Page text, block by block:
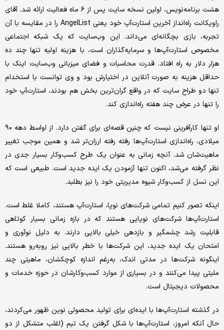
هشت برنامه‌نویس، اولین نسخه سایت پس از ۶ ماه فعالیت ارائه شد. آقای
راویکانت راه‌انداز آخرین استارت‌آپ خود یعنی AngelList را در مقایسه با آن
تجربه، بازی بچگانه‌ای می‌داند. این وب‌سایت که یک شبکه اجتماعی
مخصوص استارت‌آپ‌ها و سرمایه‌گذاران است، با هزینه اولیه تنها چند ده
هزار دلار به راه افتاد. قدرت محاسبات و فضای میزبانی وب‌سایت اینک با
حداقل هزینه به صورت آنلاین در اختیارش بود و وی توانست با استخدام
تنها دو طراح سایت که در واقع گران‌ترین بخش هم بودند، استارت‌آپ خود
را تنها در عرض چند هفته راه‌اندازی کند.
او تنها کارآفرینی نیست که چنین قصه‌ای برای گفتن دارد. از اواسط دهه ۹۰
میلادی، راه‌اندازی استارت‌آپ‌ها رفته رفته ارزان‌تر شد و همین موجب تغییر
ماهیت‌شان شد. آنچه زمانی به عنوان یک طرح کسب‌وکار بسیار جدی در
نظر گرفته می‌شد، اکنون تنها آزمودن یک ایده جدید است. طبیعی است که
این نسل از کسب‌وکار شیوه مدیریتی خود را نیز بطلبد.
اینکه تصور کنیم تمامی شرکت‌های نوپا، استارت‌آپ هستند، کاملا غلط است.
استارت‌آپ‌ها شرکت‌های نوپایی هستند که در بازه زمانی بسیار کوتاهی
قابلیت رشد چشمگیر و بازدهی خیلی بالایی دارند. به دلیل نوآوری و
امتحان یک ایده جدید، این شرکت‌ها با خطر بالایی نیز روبه‌رو هستند.
اینگونه شرکت‌ها در مدتی اندک، به‌رغم اندازه کوچکشان، ماهیتی چند
ملیتی پیدا می‌کنند و در بسیاری از موارد کسب‌و‌کارشان در حوزه خدمات و
محصولات دیجیتال است.
در گذشته استارت‌آپ‌ها با ایده‌ای برای تولید محصولی نوین ظهور می‌کردند،
حال آنکه امروز، استارت‌آپ‌ها با شکل گرفتن یک تیم (اغلب متشکل از دو